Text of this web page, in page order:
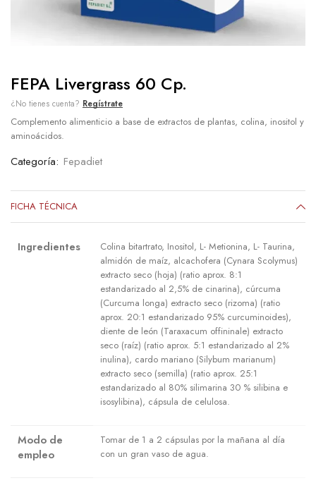
FEPA Livergrass 60 Cp.
¿No tienes cuenta? Regístrate
Complemento alimenticio a base de extractos de plantas, colina, inositol y
aminoácidos.
Categoría: Fepadiet
FICHA TÉCNICA
Ingredientes
Colina bitartrato, Inositol, L- Metionina, L- Taurina,
almidón de maíz, alcachofera (Cynara Scolymus)
extracto seco (hoja) (ratio aprox. 8:1
estandarizado al 2,5% de cinarina), cúrcuma
(Curcuma longa) extracto seco (rizoma) (ratio
aprox. 20:1 estandarizado 95% curcuminoides),
diente de león (Taraxacum offininale) extracto
seco (raíz) (ratio aprox. 5:1 estandarizado al 2%
inulina), cardo mariano (Silybum marianum)
extracto seco (semilla) (ratio aprox. 25:1
estandarizado al 80% silimarina 30 % silibina e
isosylibina), cápsula de celulosa.
Modo de
empleo
Tomar de 1 a 2 cápsulas por la mañana al día
con un gran vaso de agua.